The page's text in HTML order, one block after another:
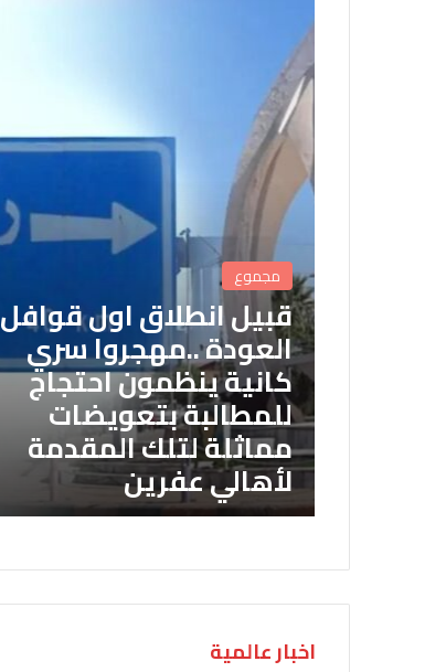
مجموع
قبيل انطلاق اول قوافل
العودة ..مهجروا سري
كانية ينظمون احتجاج
للمطالبة بتعويضات
مماثلة لتلك المقدمة
لأهالي عفرين
اخبار عالمية